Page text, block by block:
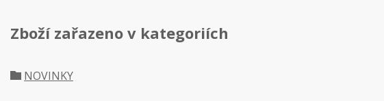
Zboží zařazeno v kategoriích
NOVINKY